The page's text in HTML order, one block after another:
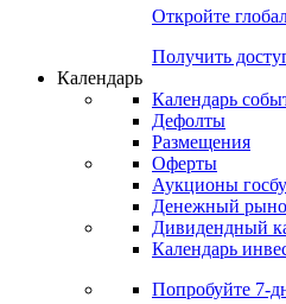
Корпоративные
Попробуйте7-
Откройте
Получить доступ
Календарь
Календарь
Дефолты
Размещения
Оферты
Денежный